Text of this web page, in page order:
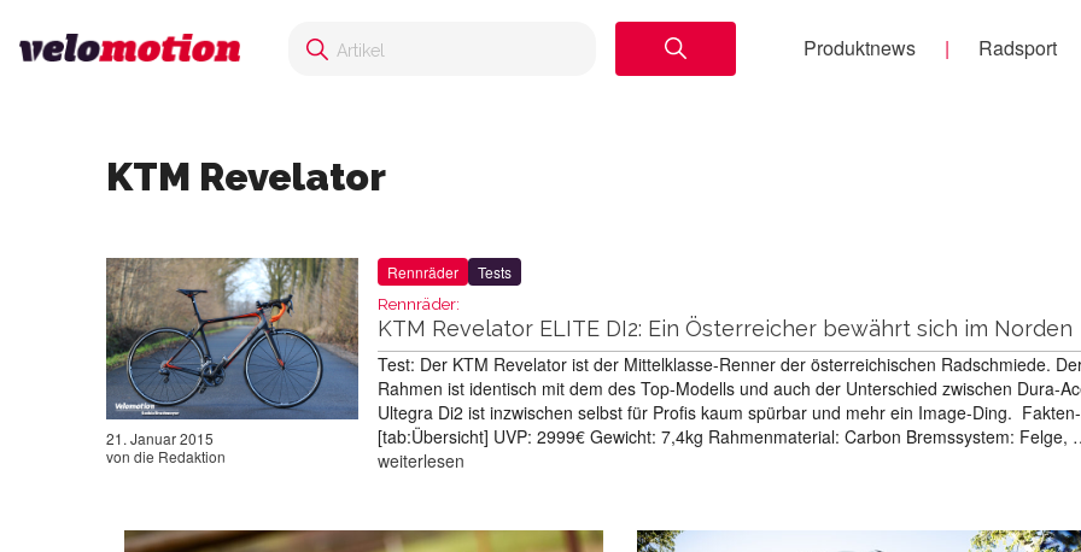
Produktnews Radsport
KTM Revelator
21. Januar 2015
von die Redaktion
Rennräder Tests
Rennräder:
KTM Revelator ELITE DI2: Ein Österreicher bewährt sich im Norden
Test: Der KTM Revelator ist der Mittelklasse-Renner der österreichischen Radschmiede.
Rahmen ist identisch mit dem des Top-Modells und auch der Unterschied zwischen Dura-
Ultegra Di2 ist inzwischen selbst für Profis kaum spürbar und mehr ein Image-Ding.
[tab:Übersicht] UVP: 2999€ Gewicht: 7,4kg Rahmenmaterial: Carbon Bremssystem: Felge,
weiterlesen